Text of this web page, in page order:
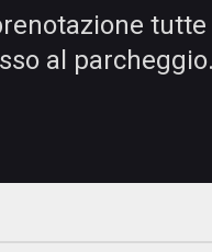
al parcheggio.